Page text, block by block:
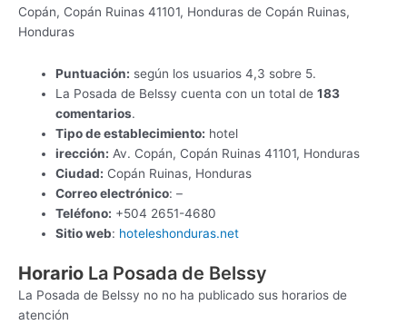
Copán, Copán Ruinas 41101, Honduras de Copán Ruinas,
Honduras
Puntuación: según los usuarios 4,3 sobre 5.
La Posada de Belssy cuenta con un total de183
comentarios.
Tipo de establecimiento: hotel
irección: Av. Copán, Copán Ruinas 41101, Honduras
Ciudad: Copán Ruinas, Honduras
Correo electrónico: –
Teléfono: +504 2651-4680
Sitio web: hoteleshonduras.net
Horario La Posada de Belssy
La Posada de Belssy no no ha publicado sus horarios de
atención